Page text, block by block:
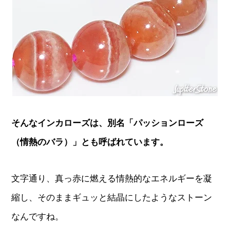
そんなインカローズは、別名「パッションローズ
（情熱のバラ）」とも呼ばれています。
文字通り、真っ赤に燃える情熱的なエネルギーを凝
縮し、そのままギュッと結晶にしたようなストーン
なんですね。